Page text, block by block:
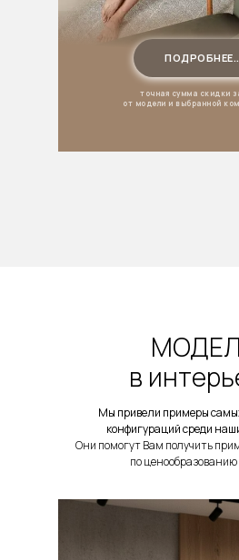
точная сумма скидки
от модели и выбранной
Мы привели примеры
конфигураций среди
Они помогут Вам получить
по
в